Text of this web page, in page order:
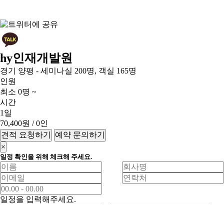
hy인재개발원
경기 양평 - 세미나실 200명, 객실 165명
인원
최소 0명 ~
시간
1일
70,400원 / 0인
견적 요청하기
예약 문의하기
×
일정 확인을 위해 체크해 주세요.
일정을 입력해주세요.